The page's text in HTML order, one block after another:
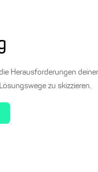
Herausforderungen
zu skizzieren.